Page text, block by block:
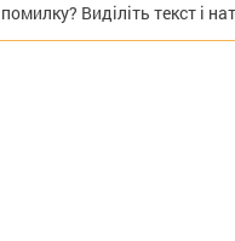
Виділіть текст і